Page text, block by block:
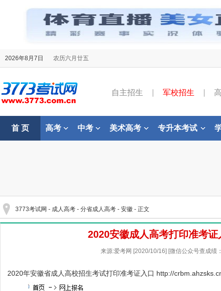
2026年8月7日 农历六月廿五
自主招生 军校招生
首 页 高考 中考 美术高考 专升本考试
3773考试网 - 成人高考 - 分省成人高考 - 安徽 - 正文
2020安徽成人高考打印准考证
来源:爱考网 [2020/10/16] [微信公众号查成绩
2020年安徽省成人高校招生考试打印准考证入口 http://